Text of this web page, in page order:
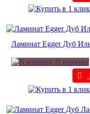
Ламинат Egger Дуб
В корзину